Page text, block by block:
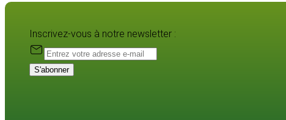
Inscrivez-vous à notre newsletter :
S'abonner